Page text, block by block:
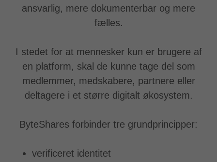
ansvarlig, mere dokumenterbar og mere
fælles.
I stedet for at mennesker kun er brugere af
en platform, skal de kunne tage del som
medlemmer, medskabere, partnere eller
deltagere i et større digitalt økosystem.
ByteShares forbinder tre grundprincipper:
verificeret identitet